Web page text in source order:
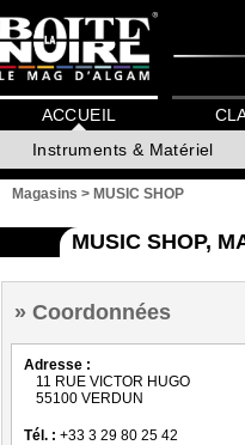
ACCUEIL
Instruments & Matériel
Magasins > MUSIC SHOP
MUSIC SHOP,
Coordonnées
Adresse :
11 RUE VICTOR HUGO
55100 VERDUN
Tél. : +33 3 29 80 25 42